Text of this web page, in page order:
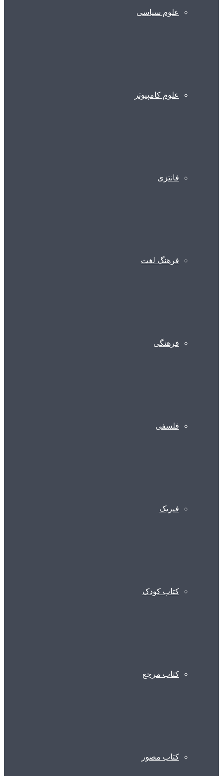
علوم سیاسی
علوم کامپیوتر
فانتزی
فرهنگ لغت
فرهنگی
فلسفی
فیزیک
کتاب کودک
کتاب مرجع
کتاب مصور